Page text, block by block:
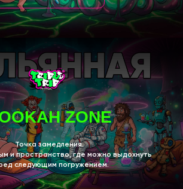
ZONE
Точка замедления.
и пространство, где можно выдохнуть
следующим погружением.